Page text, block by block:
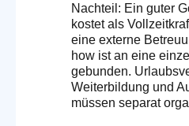
Nachteil: Ein guter
kostet als
eine externe
how ist an eine
gebunden.
Weiterbildung und
müssen separat